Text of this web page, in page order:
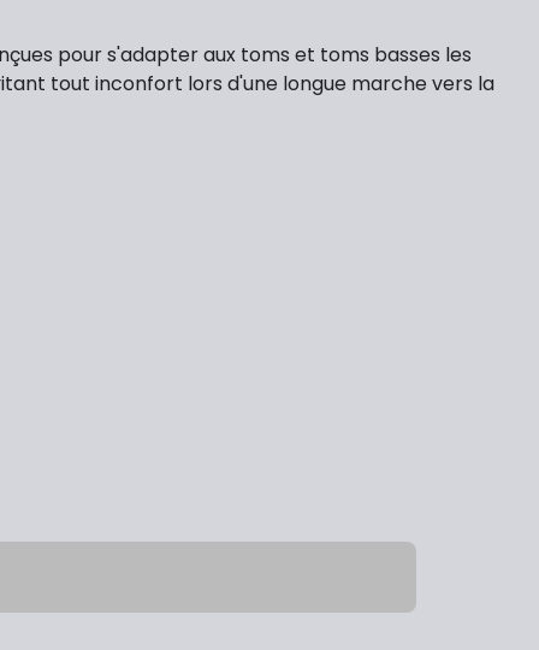
pour s'adapter aux toms et toms basses les
tout inconfort lors d'une longue marche vers la